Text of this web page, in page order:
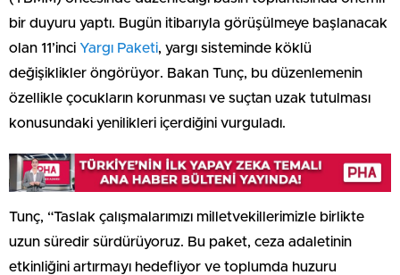
bir duyuru yaptı. Bugün itibarıyla görüşülmeye başlanacak
olan 11’inci Yargı Paketi, yargı sisteminde köklü
değişiklikler öngörüyor. Bakan Tunç, bu düzenlemenin
özellikle çocukların korunması ve suçtan uzak tutulması
konusundaki yenilikleri içerdiğini vurguladı.
Tunç, “Taslak çalışmalarımızı milletvekillerimizle birlikte
uzun süredir sürdürüyoruz. Bu paket, ceza adaletinin
etkinliğini artırmayı hedefliyor ve toplumda huzuru